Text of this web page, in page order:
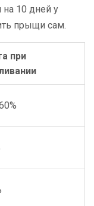
10 дней у
прыщи сам.
при